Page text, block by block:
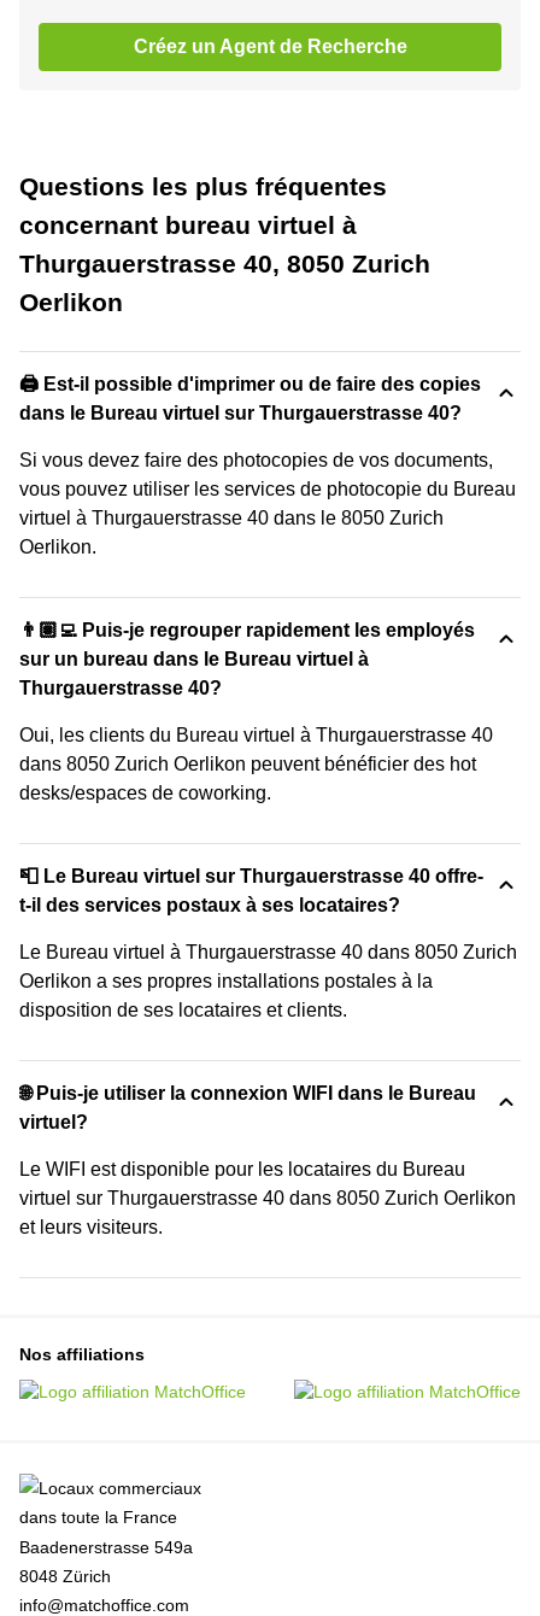
Créez un Agent de Recherche
Questions les plus fréquentes
concernant bureau virtuel à
Thurgauerstrasse 40, 8050 Zurich
Oerlikon
🖨️ Est-il possible d'imprimer ou de faire des copies
dans le Bureau virtuel sur Thurgauerstrasse 40?
Si vous devez faire des photocopies de vos documents,
vous pouvez utiliser les services de photocopie du Bureau
virtuel à Thurgauerstrasse 40 dans le 8050 Zurich
Oerlikon.
👨🏽‍💻 Puis-je regrouper rapidement les employés
sur un bureau dans le Bureau virtuel à
Thurgauerstrasse 40?
Oui, les clients du Bureau virtuel à Thurgauerstrasse 40
dans 8050 Zurich Oerlikon peuvent bénéficier des hot
desks/espaces de coworking.
📮 Le Bureau virtuel sur Thurgauerstrasse 40 offre-
t-il des services postaux à ses locataires?
Le Bureau virtuel à Thurgauerstrasse 40 dans 8050 Zurich
Oerlikon a ses propres installations postales à la
disposition de ses locataires et clients.
🌐 Puis-je utiliser la connexion WIFI dans le Bureau
virtuel?
Le WIFI est disponible pour les locataires du Bureau
virtuel sur Thurgauerstrasse 40 dans 8050 Zurich Oerlikon
et leurs visiteurs.
Nos affiliations
Baadenerstrasse 549a
8048 Zürich
info@matchoffice.com